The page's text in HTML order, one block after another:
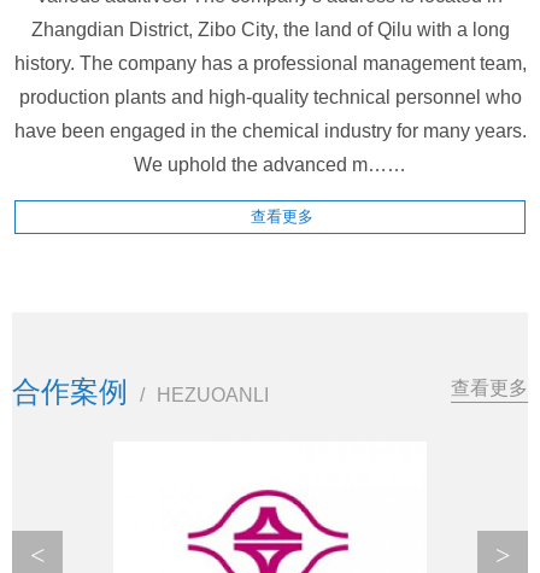
Zhangdian District, Zibo City, the land of Qilu with a long
history. The company has a professional management team,
production plants and high-quality technical personnel who
have been engaged in the chemical industry for many years.
We uphold the advanced m……
查看更多
合作案例 / HEZUOANLI 查看更多
< >